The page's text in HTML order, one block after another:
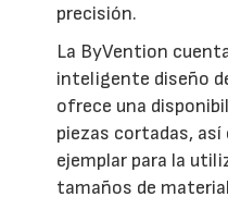
precisión.
La ByVention
inteligente diseño
ofrece una
piezas cortadas,
ejemplar para la
tamaños de